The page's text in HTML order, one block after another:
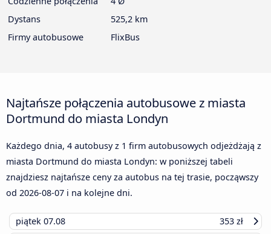
Dystans
525,2 km
Firmy autobusowe
FlixBus
Najtańsze połączenia autobusowe z miasta
Dortmund do miasta Londyn
Każdego dnia, 4 autobusy z 1 firm autobusowych odjeżdżają z
miasta Dortmund do miasta Londyn: w poniższej tabeli
znajdziesz najtańsze ceny za autobus na tej trasie, począwszy
od 2026-08-07 i na kolejne dni.
piątek 07.08
353 zł